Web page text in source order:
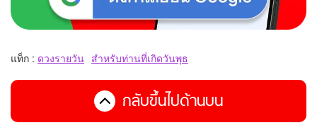
แท็ก : ดวงรายวัน สำหรับท่านที่เกิดวันพุธ
กลับขึ้นไปด้านบน